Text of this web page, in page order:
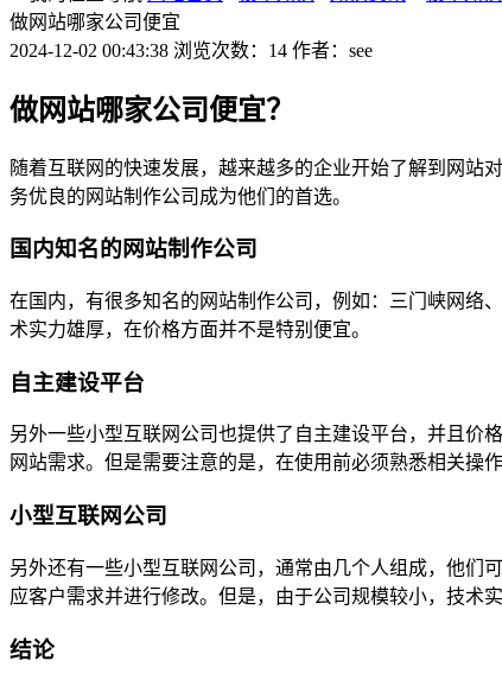
做网站哪家公司便宜
2024-12-02 00:43:38 浏览次数：14 作者：see
做网站哪家公司便宜？
随着互联网的快速发展，越来越多的企业开始了解到网站
务优良的网站制作公司成为他们的首选。
国内知名的网站制作公司
在国内，有很多知名的网站制作公司，例如：三门峡网络
术实力雄厚，在价格方面并不是特别便宜。
自主建设平台
另外一些小型互联网公司也提供了自主建设平台，并且价
网站需求。但是需要注意的是，在使用前必须熟悉相关操
小型互联网公司
另外还有一些小型互联网公司，通常由几个人组成，他们
应客户需求并进行修改。但是，由于公司规模较小，技术
结论